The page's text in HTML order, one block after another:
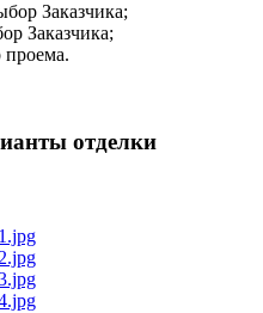
Заказчика;
Заказчика;
проема.
отделки